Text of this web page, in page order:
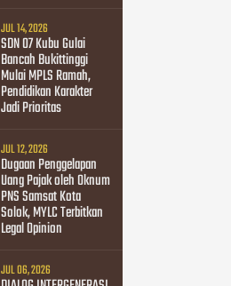
JUL 14, 2026
SDN 07 Kubu Gulai
Bancah Bukittinggi
Mulai MPLS Ramah,
Pendidikan Karakter
Jadi Prioritas
JUL 12, 2026
Dugaan Penggelapan
Uang Pajak oleh Oknum
PNS Samsat Kota
Solok, MYLC Terbitkan
Legal Opinion
JUL 06, 2026